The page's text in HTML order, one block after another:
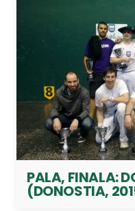
PALA, FINALA:
(DONOSTIA,